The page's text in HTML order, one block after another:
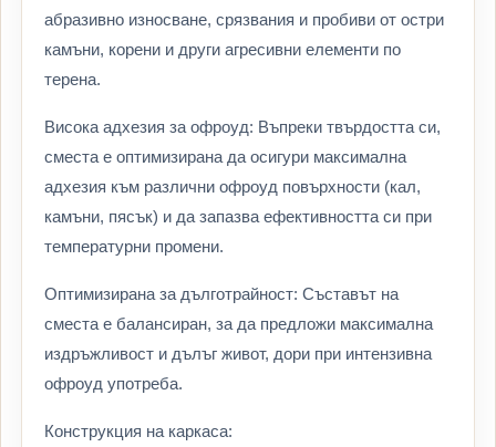
абразивно износване, срязвания и пробиви от остри
камъни, корени и други агресивни елементи по
терена.
Висока адхезия за офроуд: Въпреки твърдостта си,
сместа е оптимизирана да осигури максимална
адхезия към различни офроуд повърхности (кал,
камъни, пясък) и да запазва ефективността си при
температурни промени.
Оптимизирана за дълготрайност: Съставът на
сместа е балансиран, за да предложи максимална
издръжливост и дълъг живот, дори при интензивна
офроуд употреба.
Конструкция на каркаса: